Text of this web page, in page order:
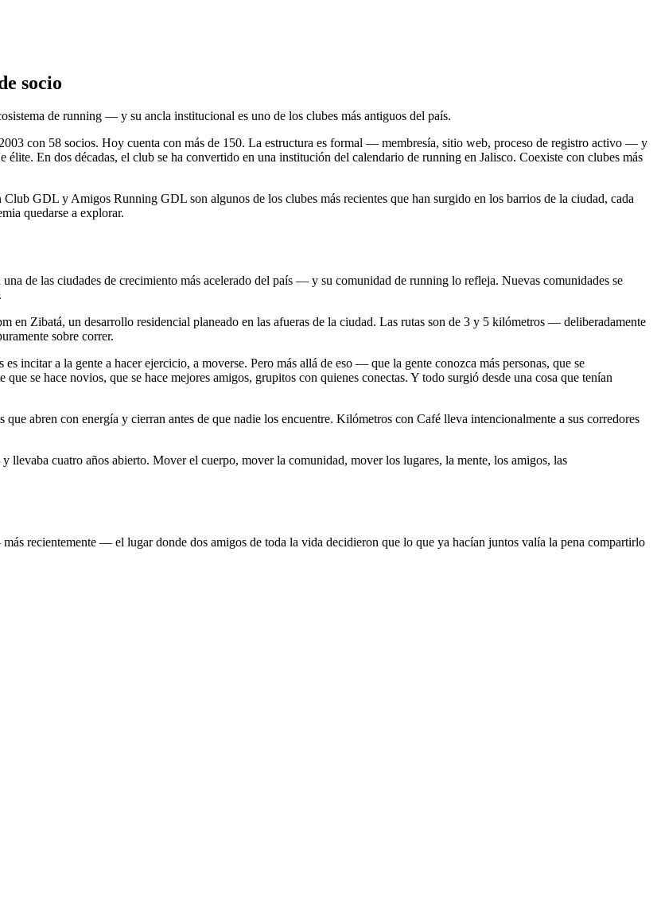
socio
de running — y su ancla institucional es uno de los clubes más antiguos del país.
con 58 socios. Hoy cuenta con más de 150. La estructura es formal — membresía, sitio web, proceso de registro activo — y
En dos décadas, el club se ha convertido en una institución del calendario de running en Jalisco. Coexiste con clubes más
GDL y Amigos Running GDL son algunos de los clubes más recientes que han surgido en los barrios de la ciudad, cada
quedarse a explorar.
de las ciudades de crecimiento más acelerado del país — y su comunidad de running lo refleja. Nuevas comunidades se
en Zibatá, un desarrollo residencial planeado en las afueras de la ciudad. Las rutas son de 3 y 5 kilómetros — deliberadamente
sobre correr.
incitar a la gente a hacer ejercicio, a moverse. Pero más allá de eso — que la gente conozca más personas, que se
se hace novios, que se hace mejores amigos, grupitos con quienes conectas. Y todo surgió desde una cosa que tenían
abren con energía y cierran antes de que nadie los encuentre. Kilómetros con Café lleva intencionalmente a sus corredores
llevaba cuatro años abierto. Mover el cuerpo, mover la comunidad, mover los lugares, la mente, los amigos, las
recientemente — el lugar donde dos amigos de toda la vida decidieron que lo que ya hacían juntos valía la pena compartirlo